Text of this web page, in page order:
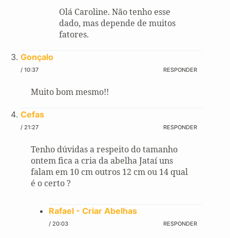
Olá Caroline. Não tenho esse
dado, mas depende de muitos
fatores.
Gonçalo
/ 10:37 RESPONDER
Muito bom mesmo!!
Cefas
/ 21:27 RESPONDER
Tenho dúvidas a respeito do tamanho
ontem fica a cria da abelha Jataí uns
falam em 10 cm outros 12 cm ou 14 qual
é o certo ?
Rafael - Criar Abelhas
/ 20:03 RESPONDER